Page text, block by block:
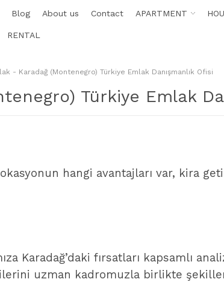
Blog About us Contact APARTMENT
RENTAL
- Karadağ (Montenegro) Türkiye Emlak Danışmanlık Ofisi
Türkiye Emlak
hangi avantajları var, kira
Karadağ’daki fırsatları kapsamlı
uzman kadromuzla birlikte